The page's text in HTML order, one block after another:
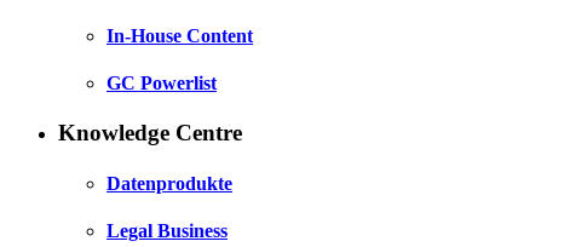
In-House Content
GC Powerlist
Knowledge Centre
Datenprodukte
Legal Business